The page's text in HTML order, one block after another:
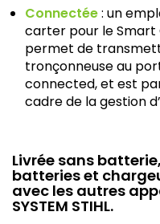
Connectée: un
carter pour le Smart
permet de
tronçonneuse au
connected, et est
cadre de la gestion
Livrée sans
batteries et
avec les autres
SYSTEM STIHL.